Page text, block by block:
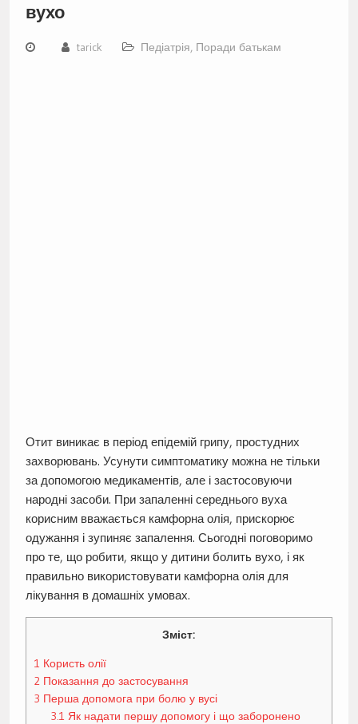
вухо
tarick Педіатрія, Поради батькам
Отит виникає в період епідемій грипу, простудних
захворювань. Усунути симптоматику можна не тільки
за допомогою медикаментів, але і застосовуючи
народні засоби. При запаленні середнього вуха
корисним вважається камфорна олія, прискорює
одужання і зупиняє запалення. Сьогодні поговоримо
про те, що робити, якщо у дитини болить вухо, і як
правильно використовувати камфорна олія для
лікування в домашніх умовах.
Зміст:
1 Користь олії
2Показання до застосування
3 Перша допомога при болю у вусі
3.1 Як надати першу допомогу і що заборонено